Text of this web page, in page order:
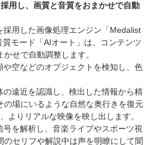
用し、画質と音質をおまかせで自動
採用した画像処理エンジン「Medalist
モード「AIオート」は、コンテンツ
せで自動調整します。
や空などのオブジェクトを検知し、色
の遠近を認識し、検出した情報から精
の場にいるような自然な奥行きを復元
よりリアルな映像を映し出します。
号を解析し、音楽ライブやスポーツ視
のセリフや解説中は声を明瞭にして聞